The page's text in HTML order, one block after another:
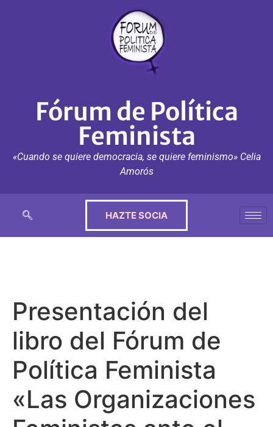
Fórum de Política
Feminista
«Cuando se quiere democracia, se quiere feminismo» Celia
Amorós
HAZTE SOCIA
Presentación del
libro del Fórum de
Política Feminista
«Las Organizaciones